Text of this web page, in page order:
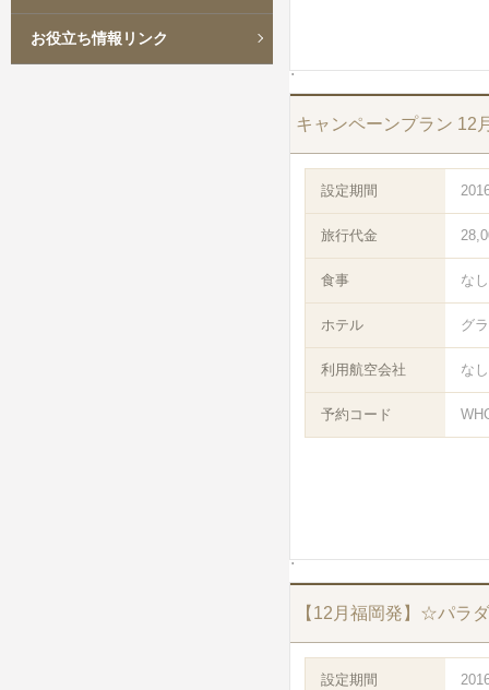
キャンペーンプラン 12
設定期間
旅行代金
食事 な
ホテル グ
利用航空会社 な
予約コード
【12月福岡発】☆パラ
設定期間
お役立ち情報リンク